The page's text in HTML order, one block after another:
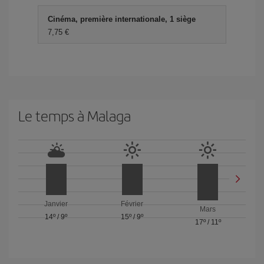
Cinéma, première internationale, 1 siège
7,75 €
Le temps à Malaga
Janvier
14º /9º
Février
15º / 9º
Mars
17º/ 11º